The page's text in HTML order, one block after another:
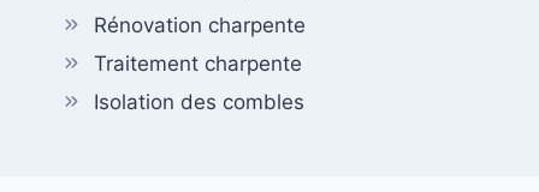
Rénovation charpente
Traitement charpente
Isolation des combles